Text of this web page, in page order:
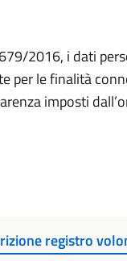
2016, i dati
per le finalità
imposti
registro